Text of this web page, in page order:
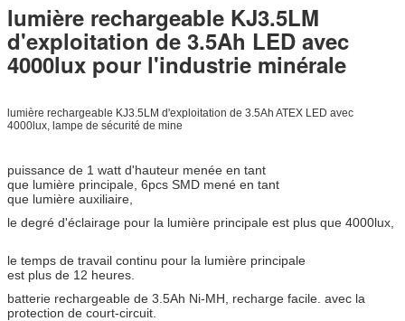
lumière rechargeable KJ3.5LM
d'exploitation de 3.5Ah LED avec
4000lux pour l'industrie minérale
lumière rechargeable KJ3.5LM d'exploitation de 3.5Ah ATEX LED avec
4000lux, lampe de sécurité de mine
puissance de 1 watt d'hauteur menée en tant
que lumière principale, 6pcs SMD mené en tant
que lumière auxiliaire,
le degré d'éclairage pour la lumière principale est plus que 4000lux,
le temps de travail continu pour la lumière principale
est plus de 12 heures.
batterie rechargeable de 3.5Ah Ni-MH, recharge facile. avec la
protection de court-circuit.